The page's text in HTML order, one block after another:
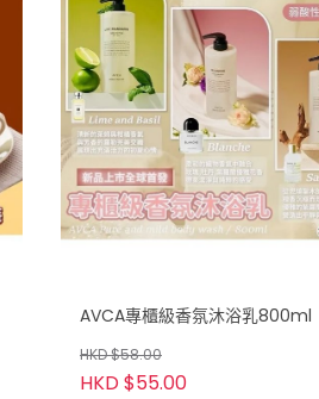
AVCA專櫃級香氛沐浴乳800ml
HKD $58.00
HKD $55.00